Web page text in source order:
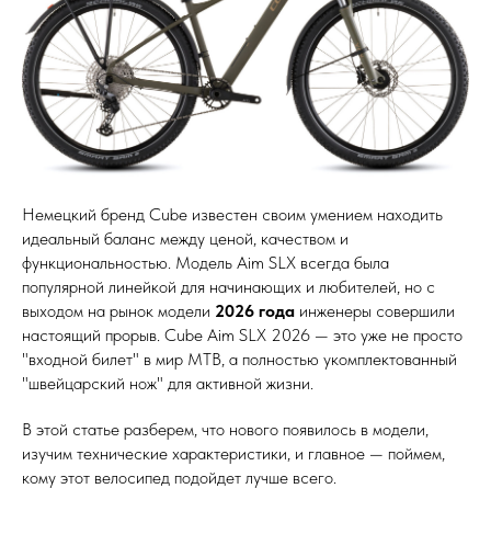
Немецкий бренд Cube известен своим умением находить
идеальный баланс между ценой, качеством и
функциональностью. Модель Aim SLX всегда была
популярной линейкой для начинающих и любителей, но с
выходом на рынок модели 2026 года инженеры совершили
настоящий прорыв. Cube Aim SLX 2026 — это уже не просто
"входной билет" в мир MTB, а полностью укомплектованный
"швейцарский нож" для активной жизни.
В этой статье разберем, что нового появилось в модели,
изучим технические характеристики, и главное — поймем,
кому этот велосипед подойдет лучше всего.